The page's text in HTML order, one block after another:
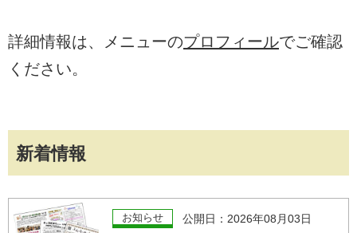
詳細情報は、メニューのプロフィールでご確認
ください。
新着情報
お知らせ 公開日：2026年08月03日